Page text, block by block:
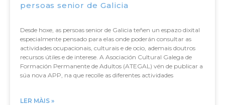
persoas senior de Galicia
Desde hoxe, as persoas senior de Galicia teñen un espazo dixital
especialmente pensado para elas onde poderán consultar as
actividades ocupacionais, culturais e de ocio, ademais doutros
recursos útiles e de interese. A Asociación Cultural Galega de
Formación Permanente de Adultos (ATEGAL) vén de publicar a
súa nova APP, na que recolle as diferentes actividades
LER MÀIS »